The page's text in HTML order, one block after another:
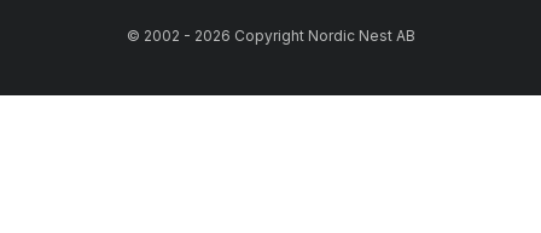
© 2002 - 2026 Copyright Nordic Nest AB